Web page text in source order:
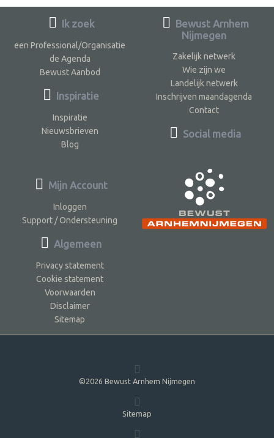
Ik zoek
een Professional/Organisatie
de Agenda
Bewust Aanbod
Inspiratie
Inspiratie
Nieuwsbrieven
Blog
Bewust Arnhem
Nijmegen
Zakelijk netwerk
Wie zijn we
Landelijk netwerk
Inschrijven maandagenda
Contact
Social media
Mijn Account
Inloggen
Support / Ondersteuning
Algemeen
Privacy statement
Cookie statement
Voorwaarden
Disclaimer
Sitemap
©2026 Bewust Arnhem Nijmegen
Sitemap